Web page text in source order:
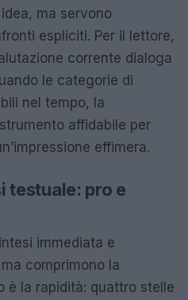
ma servono
espliciti. Per il lettore,
corrente dialoga
le categorie di
nel tempo, la
affidabile per
effimera.
testuale: pro e
immediata e
comprimono la
è la rapidità: quattro stelle